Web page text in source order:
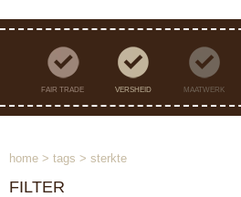
FAIR TRADE VERSHEID MAATWERK
home > tags > sterkte
FILTER